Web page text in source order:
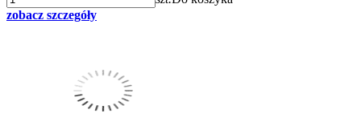
zobacz szczegóły